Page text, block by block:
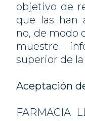
objetivo de
que las han
no, de modo
muestre
superior de
Aceptación
FARMACIA